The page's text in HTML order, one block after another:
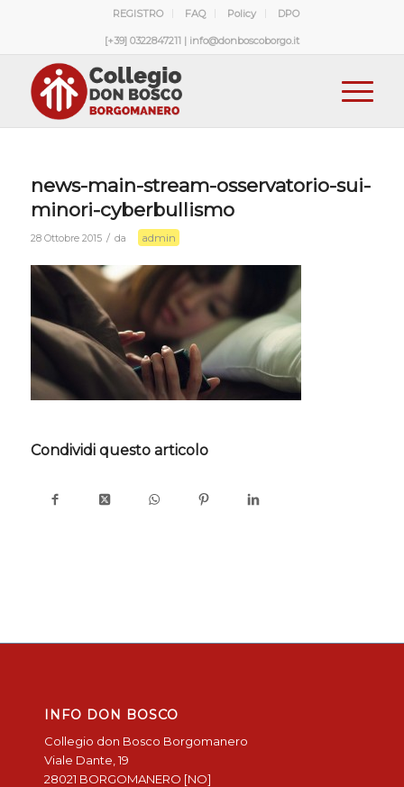
REGISTRO FAQ Policy DPO
[+39] 0322847211 | info@donboscoborgo.it
news-main-stream-osservatorio-sui-
minori-cyberbullismo
28 Ottobre 2015 / da admin
Condividi questo articolo
INFO DON BOSCO
Collegio don Bosco Borgomanero
Viale Dante, 19
28021 BORGOMANERO [NO]